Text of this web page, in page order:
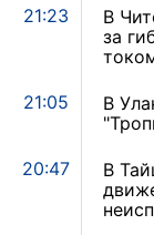
21:23
В
за
21:05
В
20:47
В